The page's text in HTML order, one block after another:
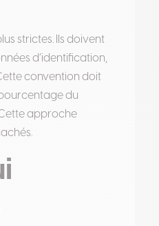
strictes. Ils doivent
d’identification,
convention doit
du
approche